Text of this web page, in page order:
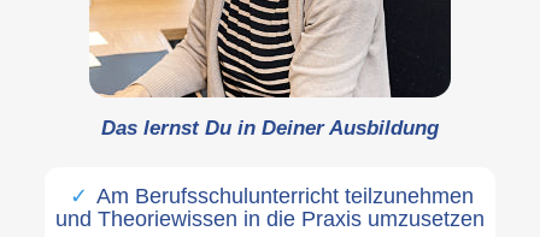
Das lernst Du in Deiner Ausbildung
Am Berufsschulunterricht teilzunehmen
und Theoriewissen in die Praxis umzusetzen